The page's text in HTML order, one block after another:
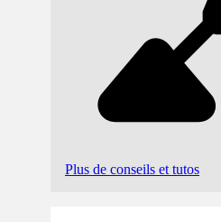
Plus de conseils et tutos